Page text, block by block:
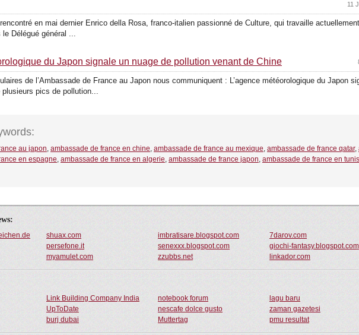
11
en mai dernier Enrico della Rosa, franco-italien passionné de Culture, qui travaille
Délégué général ...
du Japon signale un nuage de pollution venant de Chine
de l’Ambassade de France au Japon nous communiquent : L’agence météorologique du Japon
plusieurs pics de pollution...
au japon, ambassade de france en chine, ambassade de france au mexique, ambassade de france qatar,
en espagne, ambassade de france en algerie, ambassade de france japon, ambassade de france en
shuax.com imbratisare.blogspot.com 7darov.com
persefone.it senexxx.blogspot.com giochi-fantasy.blogspot.com
myamulet.com zzubbs.net linkador.com
Link Building Company India notebook forum lagu baru
UpToDate nescafe dolce gusto zaman gazetesi
burj dubai Muttertag pmu resultat